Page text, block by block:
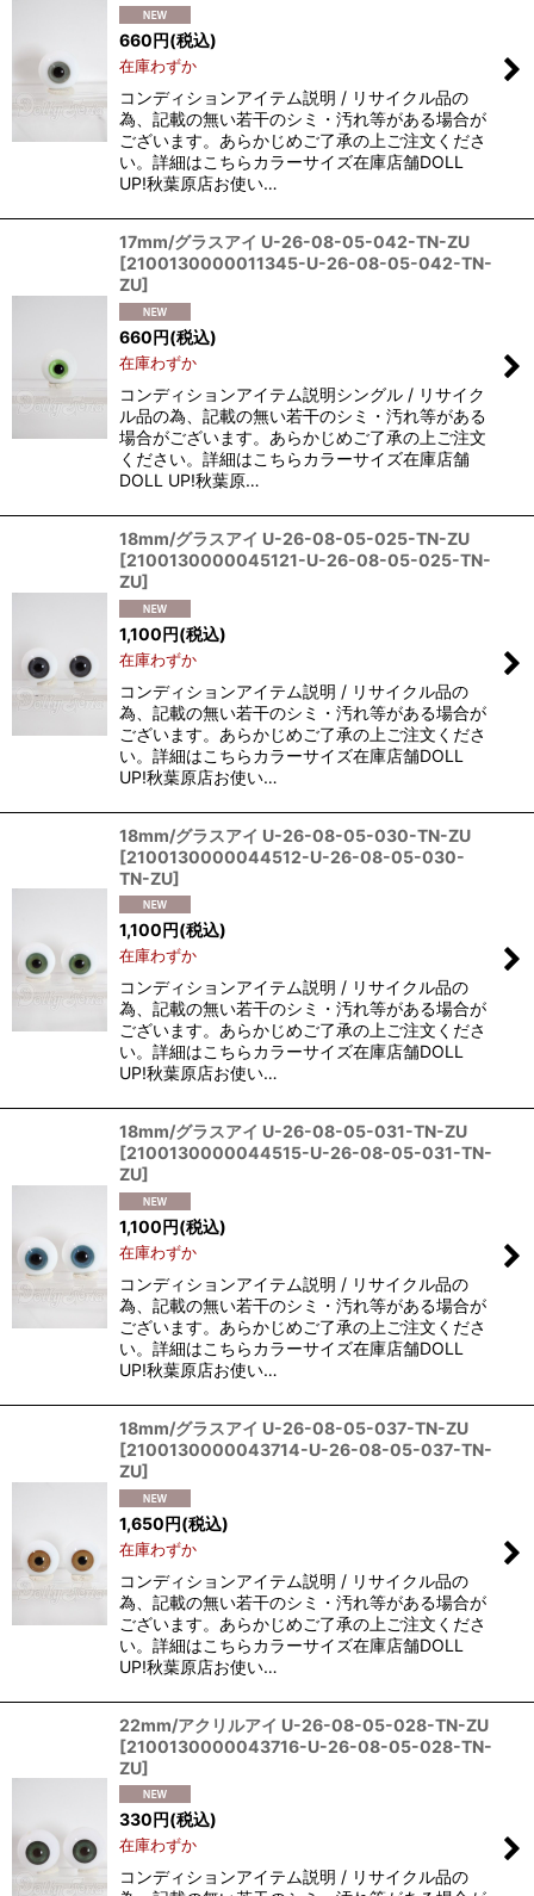
660円(税込)
在庫わずか
コンディションアイテム説明 / リサイクル品の
為、記載の無い若干のシミ・汚れ等がある場合が
ございます。あらかじめご了承の上ご注文くださ
い。詳細はこちらカラーサイズ在庫店舗DOLL
UP!秋葉原店お使い…
17mm/グラスアイ U-26-08-05-042-TN-ZU
[2100130000011345-U-26-08-05-042-TN-
ZU]
660円(税込)
在庫わずか
コンディションアイテム説明シングル / リサイク
ル品の為、記載の無い若干のシミ・汚れ等がある
場合がございます。あらかじめご了承の上ご注文
ください。詳細はこちらカラーサイズ在庫店舗
DOLL UP!秋葉原…
18mm/グラスアイ U-26-08-05-025-TN-ZU
[2100130000045121-U-26-08-05-025-TN-
ZU]
1,100円(税込)
在庫わずか
コンディションアイテム説明 / リサイクル品の
為、記載の無い若干のシミ・汚れ等がある場合が
ございます。あらかじめご了承の上ご注文くださ
い。詳細はこちらカラーサイズ在庫店舗DOLL
UP!秋葉原店お使い…
18mm/グラスアイ U-26-08-05-030-TN-ZU
[2100130000044512-U-26-08-05-030-
TN-ZU]
1,100円(税込)
在庫わずか
コンディションアイテム説明 / リサイクル品の
為、記載の無い若干のシミ・汚れ等がある場合が
ございます。あらかじめご了承の上ご注文くださ
い。詳細はこちらカラーサイズ在庫店舗DOLL
UP!秋葉原店お使い…
18mm/グラスアイ U-26-08-05-031-TN-ZU
[2100130000044515-U-26-08-05-031-TN-
ZU]
1,100円(税込)
在庫わずか
コンディションアイテム説明 / リサイクル品の
為、記載の無い若干のシミ・汚れ等がある場合が
ございます。あらかじめご了承の上ご注文くださ
い。詳細はこちらカラーサイズ在庫店舗DOLL
UP!秋葉原店お使い…
18mm/グラスアイ U-26-08-05-037-TN-ZU
[2100130000043714-U-26-08-05-037-TN-
ZU]
1,650円(税込)
在庫わずか
コンディションアイテム説明 / リサイクル品の
為、記載の無い若干のシミ・汚れ等がある場合が
ございます。あらかじめご了承の上ご注文くださ
い。詳細はこちらカラーサイズ在庫店舗DOLL
UP!秋葉原店お使い…
22mm/アクリルアイ U-26-08-05-028-TN-ZU
[2100130000043716-U-26-08-05-028-TN-
ZU]
330円(税込)
在庫わずか
コンディションアイテム説明 / リサイクル品の